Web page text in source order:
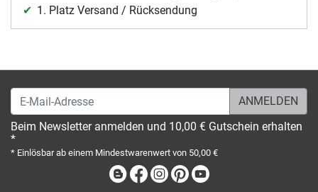
1. Platz Versand / Rücksendung
E-Mail-Adresse
Beim Newsletter anmelden und 10,00 € Gutschein erhalten
*
* Einlösbar ab einem Mindestwarenwert von 50,00 €
BlogFacebook
Instagram
Pinterest